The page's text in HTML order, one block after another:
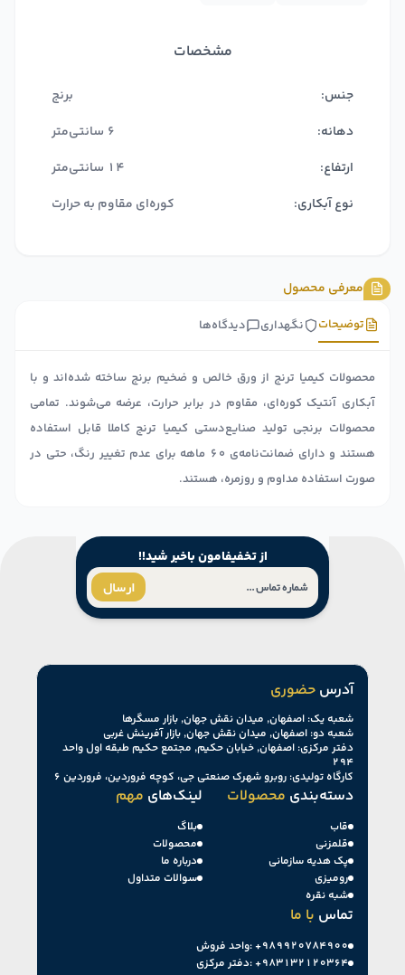
مشخصات
جنس:
برنج
دهانه:
6 سانتی‌متر
ارتفاع:
14 سانتی‌متر
نوع آبکاری:
کوره‌ای مقاوم به حرارت
معرفی محصول
دیدگاه‌ها نگهداری توضیحات
محصولات کیمیا ترنج از ورق خالص و ضخیم برنج ساخته شده‌اند و با
آبکاری آنتیک کوره‌ای، مقاوم در برابر حرارت، عرضه می‌شوند. تمامی
محصولات برنجی تولید صنایع‌دستی کیمیا ترنج کاملا قابل استفاده
هستند و دارای ضمانت‌نامه‌ی ۶۰ ماهه برای عدم تغییر رنگ، حتی در
صورت استفاده مداوم و روزمره، هستند.
ارسال
از تخفیفامون باخبر شید!!
آدرس حضوری
شعبه یک: اصفهان, میدان نقش جهان, بازار مسگرها
شعبه دو: اصفهان, میدان نقش جهان, بازار آفرینش غربی
دفتر مرکزی: اصفهان, خیابان حکیم, مجتمع حکیم طبقه اول واحد
۲۹۴
کارگاه تولیدی: روبرو شهرک صنعتی جی، کوچه فروردین، فروردین ۶
لینک‌های مهم
بلاگ
محصولات
درباره ما
سوالات متداول
دسته‌بندی محصولات
قاب
قلمزنی
پک هدیه سازمانی
رومیزی
شبه نقره
تماس با ما
واحد فروش:+۹۸۹۹۲۰۷۸۴۹۰۰
دفتر مرکزی:+۹۸۳۱۳۲۱۲۰۳۶۴